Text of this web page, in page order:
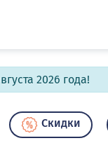
2026 года!
Скидки